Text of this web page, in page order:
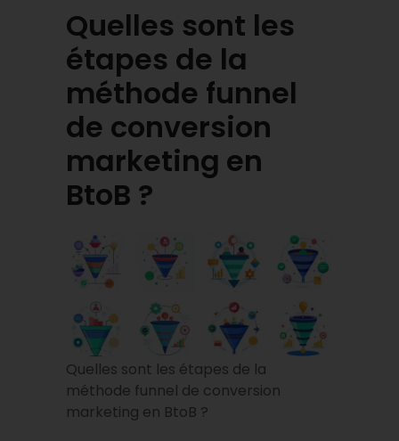
Quelles sont les
étapes de la
méthode funnel
de conversion
marketing en
BtoB ?
Quelles sont les étapes de la
méthode funnel de conversion
marketing en BtoB ?